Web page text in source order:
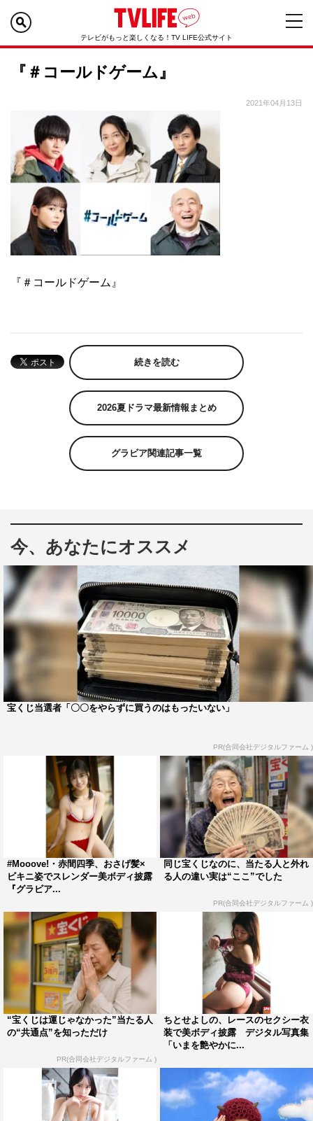
テレビがもっと楽しくなる！TV LIFE公式サイト
『＃コールドゲーム』
2021年04月13日
『＃コールドゲーム』
続きを読む
2026夏ドラマ最新情報まとめ
グラビア関連記事一覧
今、あなたにオススメ
宝くじ当選者「〇〇をやらずに買うのはもったいない」
PR(合同会社デジタルファーム )
#Mooove!・赤間四季、おさげ髪×
ビキニ姿でスレンダー美ボディ披露
『グラビア...
同じ宝くじなのに、当たる人と外れ
る人の違い実は“ここ”でした
PR(合同会社デジタルファーム )
“宝くじは運じゃなかった”当たる人
の“共通点”を知っただけ
PR(合同会社デジタルファーム )
ちとせよしの、レースのセクシー衣
装で美ボディ披露 デジタル写真集
「いまを艶やかに...